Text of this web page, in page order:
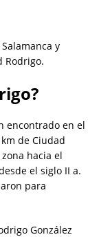
y
Rodrigo.
encontrado en el
de Ciudad
hacia el
el siglo II a.
para
González